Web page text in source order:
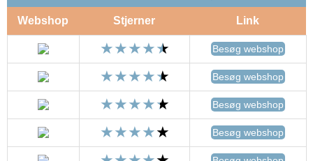
Webshop Stjerner Link
Besøg webshop
Besøg webshop
Besøg webshop
Besøg webshop